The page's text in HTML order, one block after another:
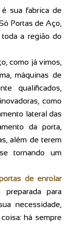
sua fabrica de
Portas de Aço,
a região do
como já vimos,
máquinas de
qualificados,
como
lateral das
da porta,
além de terem
tornando um
de enrolar
para
necessidade,
há sempre